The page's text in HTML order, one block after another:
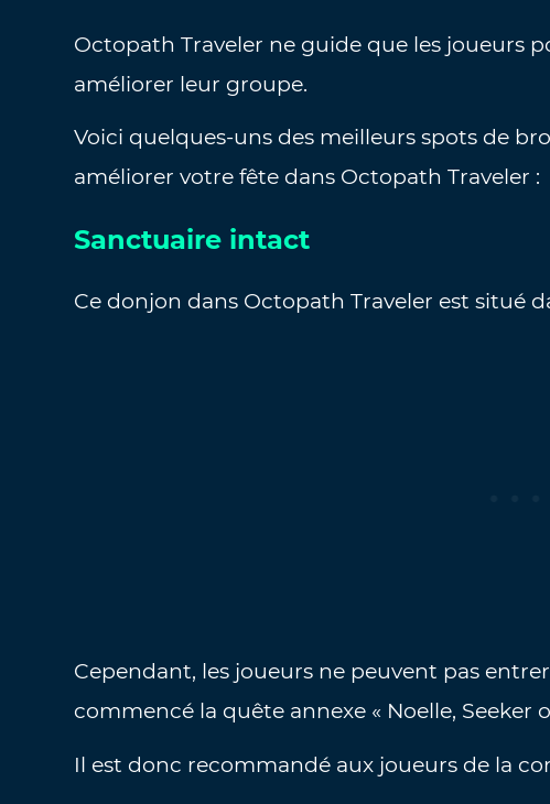
Octopath Traveler ne guide que les joueurs
améliorer leur groupe.
Voici quelques-uns des meilleurs spots de
améliorer votre fête dans Octopath Traveler :
Sanctuaire intact
Ce donjon dans Octopath Traveler est situé
Cependant, les joueurs ne peuvent pas
commencé la quête annexe « Noelle, Seeker
Il est donc recommandé aux joueurs de la